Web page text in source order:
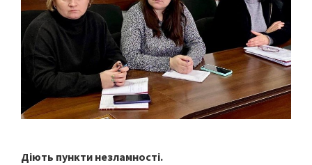
Діють пункти незламності.